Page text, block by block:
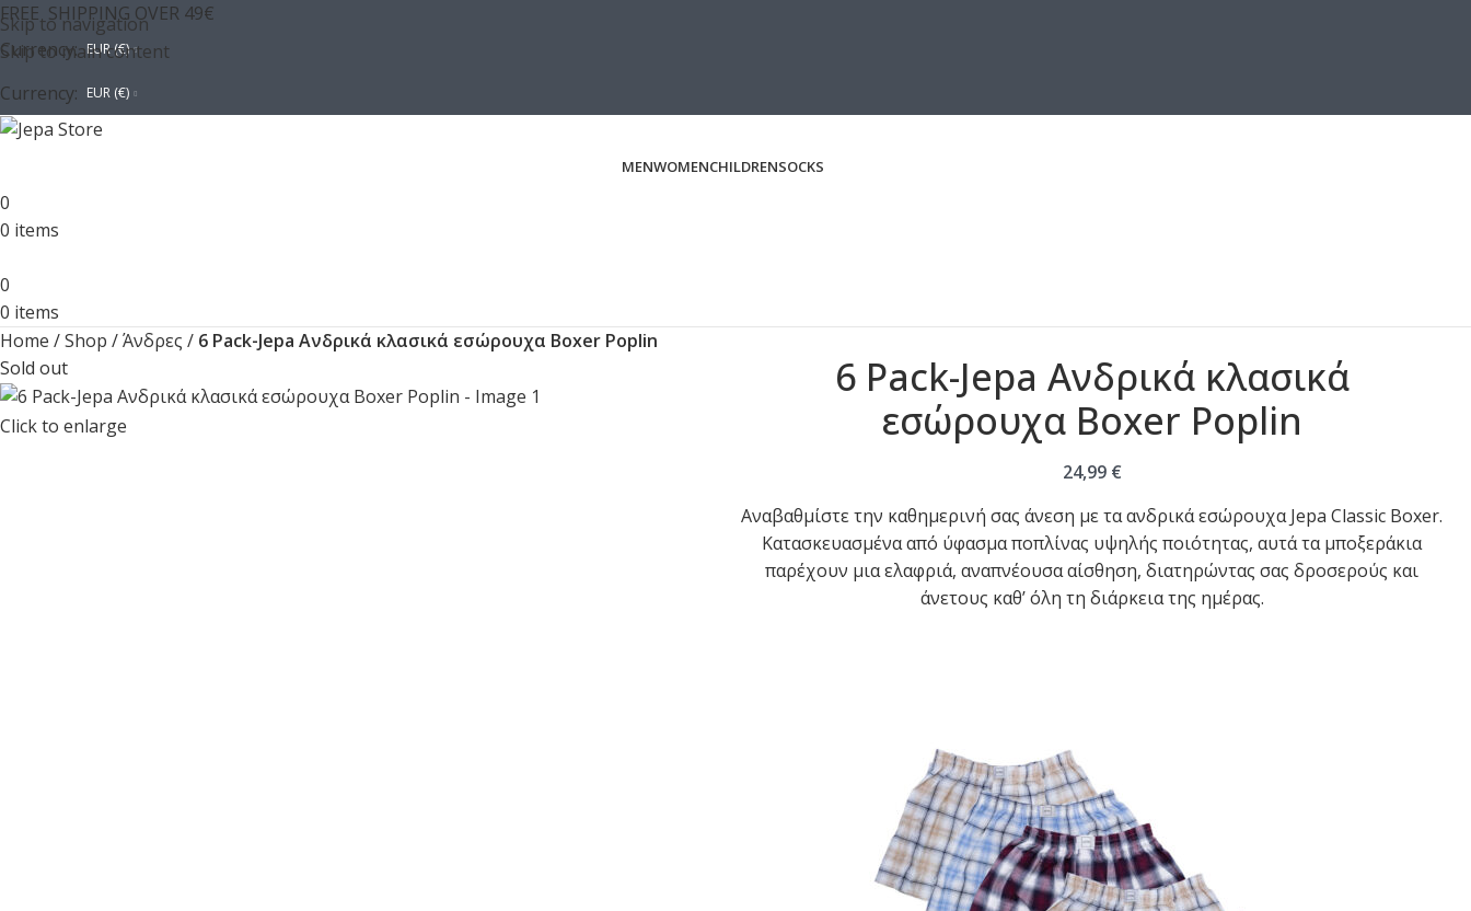
Skip to navigation
Skip to main content
FREE SHIPPING OVER 49€
Currency: EUR (€)
Currency: EUR (€)
MENWOMENCHILDRENSOCKS
0
0 items
0
0 items
Home /Shop /Άνδρες / 6 Pack-Jepa Ανδρικά κλασικά εσώρουχα Boxer Poplin
Sold out
Click to enlarge
6 Pack-Jepa Ανδρικά κλασικά
εσώρουχα Boxer Poplin
24,99 €
Αναβαθμίστε την καθημερινή σας άνεση με τα ανδρικά εσώρουχα Jepa Classic Boxer.
Κατασκευασμένα από ύφασμα ποπλίνας υψηλής ποιότητας, αυτά τα μποξεράκια
παρέχουν μια ελαφριά, αναπνέουσα αίσθηση, διατηρώντας σας δροσερούς και
άνετους καθ’ όλη τη διάρκεια της ημέρας.